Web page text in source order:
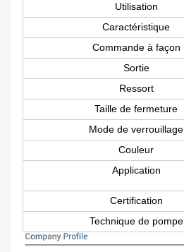
Utilisation
Caractéristique
Commande à façon
Sortie
Ressort
Taille de fermeture
Mode de verrouillage
Couleur
Application
Certification
Technique de pompe